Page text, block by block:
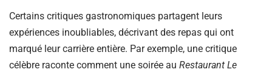
Certains critiques gastronomiques partagent leurs
expériences inoubliables, décrivant des repas qui ont
marqué leur carrière entière. Par exemple, une critique
célèbre raconte comment une soirée au Restaurant Le